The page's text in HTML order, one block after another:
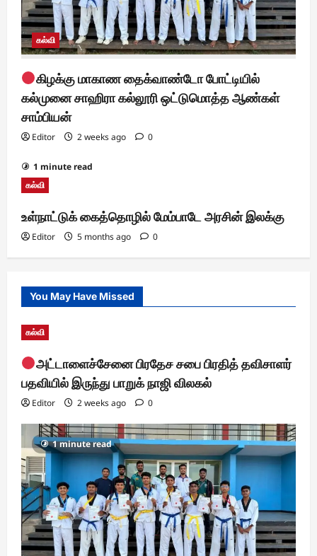
கல்வி
கிழக்கு மாகாண தைக்வாண்டோ போட்டியில்
கல்முனை சாஹிரா கல்லூரி ஒட்டுமொத்த ஆண்கள்
சாம்பியன்
Editor 2 weeks ago 0
1 minute read
கல்வி
உள்நாட்டுக் கைத்தொழில் மேம்பாடே அரசின் இலக்கு
Editor 5 months ago 0
You May Have Missed
கல்வி
அட்டாளைச்சேனை பிரதேச சபை பிரதித் தவிசாளர்
பதவியில் இருந்து பாறுக் நாஜி விலகல்
Editor 2 weeks ago 0
1 minute read